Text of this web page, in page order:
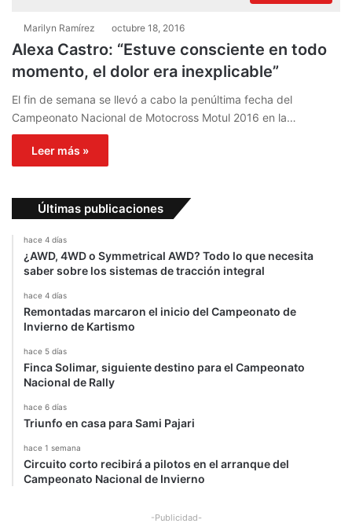
Marilyn Ramírez octubre 18, 2016
Alexa Castro: “Estuve consciente en todo
momento, el dolor era inexplicable”
El fin de semana se llevó a cabo la penúltima fecha del
Campeonato Nacional de Motocross Motul 2016 en la…
Leer más »
Últimas publicaciones
hace 4 días
¿AWD, 4WD o Symmetrical AWD? Todo lo que necesita
saber sobre los sistemas de tracción integral
hace 4 días
Remontadas marcaron el inicio del Campeonato de
Invierno de Kartismo
hace 5 días
Finca Solimar, siguiente destino para el Campeonato
Nacional de Rally
hace 6 días
Triunfo en casa para Sami Pajari
hace 1 semana
Circuito corto recibirá a pilotos en el arranque del
Campeonato Nacional de Invierno
-Publicidad-